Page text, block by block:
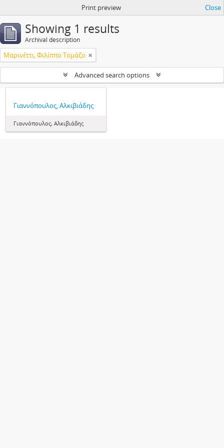
Print preview Close
Showing 1 results
Archival description
Μαρινέττι, Φιλίππο Τομάζο
Advanced search options
Γιαννόπουλος, Αλκιβιάδης
Γιαννόπουλος, Αλκιβιάδης